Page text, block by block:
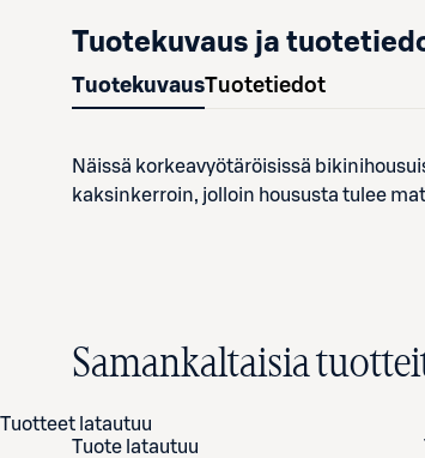
Tuotekuvaus ja
TuotekuvausTuotetiedot
Näissä korkeavyötäröisissä
kaksinkerroin, jolloin housusta tulee
Samankaltaisia
Tuotteet latautuu
Tuote latautuu